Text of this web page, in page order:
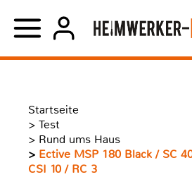
Startseite
> Test
> Rund ums Haus
> Ective MSP 180 Black / SC
CSI 10 / RC 3